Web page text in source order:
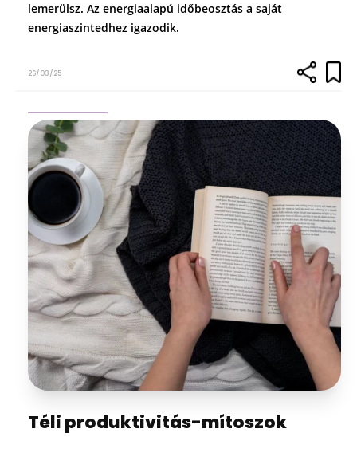
lemerülsz. Az energiaalapú időbeosztás a saját
energiaszintedhez igazodik.
26/03/25
Téli produktivitás-mítoszok